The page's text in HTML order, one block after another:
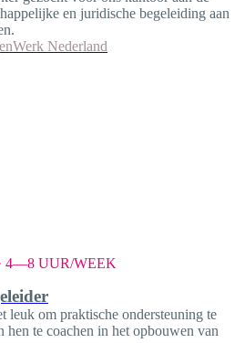
en juridische begeleiding aan
Nederland
4—8 UUR/WEEK
leuk om praktische ondersteuning te
hen te coachen in het opbouwen van